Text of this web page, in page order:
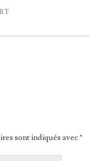
sont indiqués avec*